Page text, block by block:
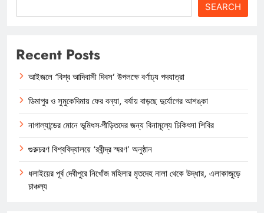
SEARCH
Recent Posts
আইজলে ‘বিশ্ব আদিবাসী দিবস’ উপলক্ষে বর্ণাঢ্য পদযাত্রা
ডিমাপুর ও সুমুকেদিমায় ফের বন্যা, বর্ষায় বাড়ছে দুর্যোগের আশঙ্কা
নাগাল্যান্ডের মোনে ভূমিধস-পীড়িতদের জন্য বিনামূল্যে চিকিৎসা শিবির
গুরুচরণ বিশ্ববিদ্যালয়ে ‘রবীন্দ্র স্মরণ’ অনুষ্ঠান
ধলাইয়ের পূর্ব দেবীপুরে নিখোঁজ মহিলার মৃতদেহ নালা থেকে উদ্ধার, এলাকাজুড়ে
চাঞ্চল্য